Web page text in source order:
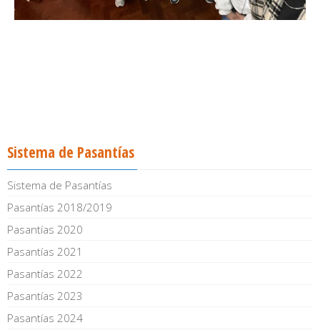
Sistema de Pasantías
Sistema de Pasantías
Pasantías 2018/2019
Pasantías 2020
Pasantías 2021
Pasantías 2022
Pasantías 2023
Pasantías 2024